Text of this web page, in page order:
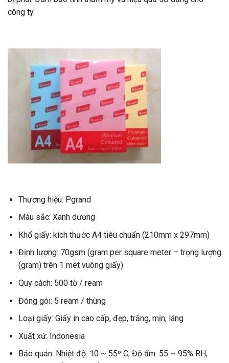
công ty.
Thương hiệu: Pgrand
Màu sắc: Xanh dương
Khổ giấy: kích thước A4 tiêu chuẩn (210mm x 297mm)
Định lượng: 70gsm (gram per square meter – trọng lượng
(gram) trên 1 mét vuông giấy)
Quy cách: 500 tờ / ream
Đóng gói: 5 ream / thùng
Loại giấy: Giấy in cao cấp, đẹp, trắng, mịn, láng
Xuất xứ: Indonesia
Bảo quản: Nhiệt độ: 10 ~ 55º C, Độ ẩm: 55 ~ 95% RH,